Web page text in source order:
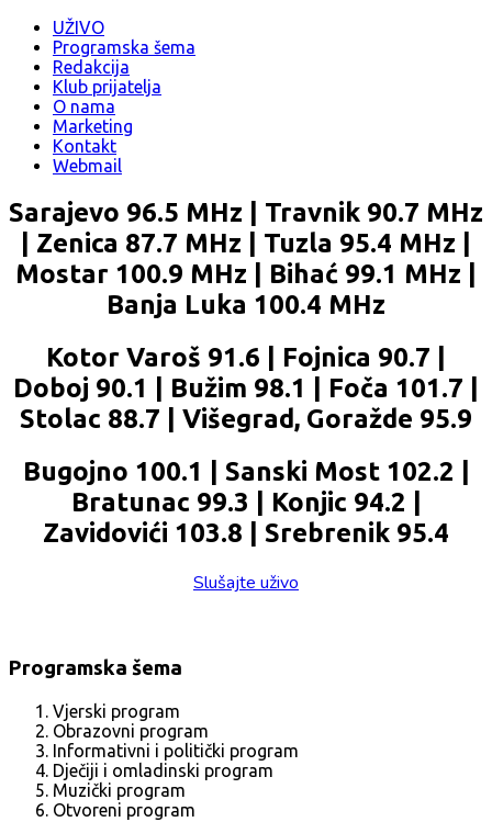
UŽIVO
Programska šema
Redakcija
Klub prijatelja
O nama
Marketing
Kontakt
Webmail
Sarajevo 96.5 MHz | Travnik 90.7 MHz
| Zenica 87.7 MHz | Tuzla 95.4 MHz |
Mostar 100.9 MHz | Bihać 99.1 MHz |
Banja Luka 100.4 MHz
Kotor Varoš 91.6 | Fojnica 90.7 |
Doboj 90.1 | Bužim 98.1 | Foča 101.7 |
Stolac 88.7 | Višegrad, Goražde 95.9
Bugojno 100.1 | Sanski Most 102.2 |
Bratunac 99.3 | Konjic 94.2 |
Zavidovići 103.8 | Srebrenik 95.4
Slušajte uživo
Programska šema
Vjerski program
Obrazovni program
Informativni i politički program
Dječiji i omladinski program
Muzički program
Otvoreni program